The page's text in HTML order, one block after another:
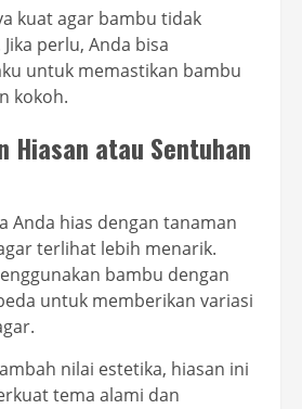
kuat agar bambu tidak
perlu, Anda bisa
untuk memastikan bambu
kokoh.
Hiasan atau Sentuhan
Anda hias dengan tanaman
terlihat lebih menarik.
bambu dengan
untuk memberikan variasi
nilai estetika, hiasan ini
tema alami dan